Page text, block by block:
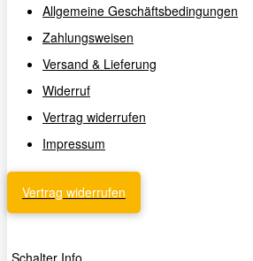
Allgemeine Geschäftsbedingungen
Zahlungsweisen
Versand & Lieferung
Widerruf
Vertrag widerrufen
Impressum
Vertrag widerrufen
Schalter Info